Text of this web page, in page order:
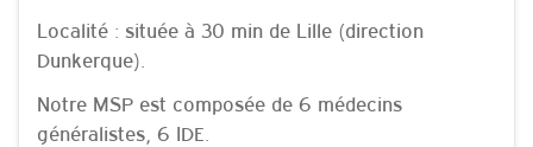
Localité : située à 30 min de Lille (direction
Dunkerque).
Notre MSP est composée de 6 médecins
généralistes, 6 IDE.